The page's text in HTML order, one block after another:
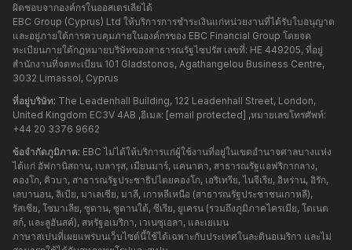
ผิดชอบจากองค์กรในออสเตรเลียได้
EBC Group (Cyprus) Ltd ให้บริการการชำระเงินแก่หน่วยงานที่ได้รับใบอนุญาต
และอยู่ภายใต้การควบคุมภายในองค์กรของ EBC Financial Group โดยจด
ทะเบียนภายใต้กฎหมายบริษัทของสาธารณรัฐไซปรัส เลขที่: HE 449205, ที่อยู่
สำนักงานที่จดทะเบียน 101 Gladstonos, Agathangelou Business Centre,
3032 Limassol, Cyprus
ที่อยู่บริษัท: The Leadenhall Building, 122 Leadenhall Street, London,
United Kingdom EC3V 4AB ,อีเมล: [email protected] ,หมายเลขโทรศัพท์:
+44 20 3376 9662
ข้อจำกัดภูมิภาค: EBC ไม่ได้ให้บริการแก่ผู้ใช้งานที่อยู่ในเขตอำนาจศาลบางแห่ง
ได้แก่ อัฟกานิสถาน, เบลารุส, เมียนมาร์, แคนาดา, สาธารณรัฐแอฟริกากลาง,
คองโก, คิวบา, สาธารณรัฐประชาธิปไตยคองโก, เอริเทรีย, ไนจีเรีย, อิหร่าน, อิรัก,
เลบานอน, ลิเบีย, มาเลเซีย, มาลี, เกาหลีเหนือ (สาธารณรัฐประชาชนเกาหลี),
รัสเซีย, โซมาเลีย, ซูดาน, ซูดานใต้, ซีเรีย, ยูเครน (รวมถึงภูมิภาคไครเมีย, โดเนต
สก์, และลูฮันสค์), สหรัฐอเมริกา, เวเนซุเอลา, และเยเมน
ภาษาสเปนที่เผยแพร่บนเว็บไซต์นี้ใช้ได้เฉพาะกับประเทศในละตินอเมริกา และไม่